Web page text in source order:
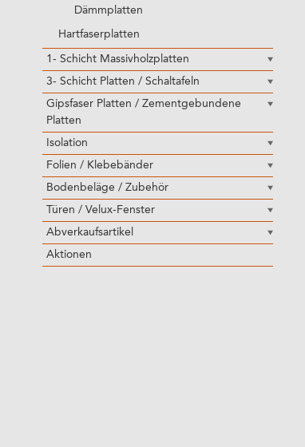
Dämmplatten
Hartfaserplatten
1- Schicht Massivholzplatten
3- Schicht Platten / Schaltafeln
Gipsfaser Platten / Zementgebundene
Platten
Isolation
Folien / Klebebänder
Bodenbeläge / Zubehör
Türen / Velux-Fenster
Abverkaufsartikel
Aktionen